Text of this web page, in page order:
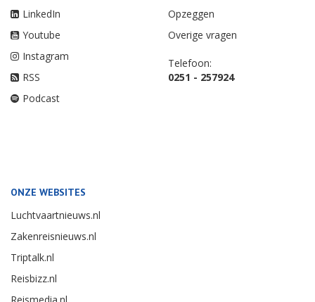
LinkedIn
Youtube
Instagram
RSS
Podcast
Opzeggen
Overige vragen
Telefoon:
0251 - 257924
ONZE WEBSITES
Luchtvaartnieuws.nl
Zakenreisnieuws.nl
Triptalk.nl
Reisbizz.nl